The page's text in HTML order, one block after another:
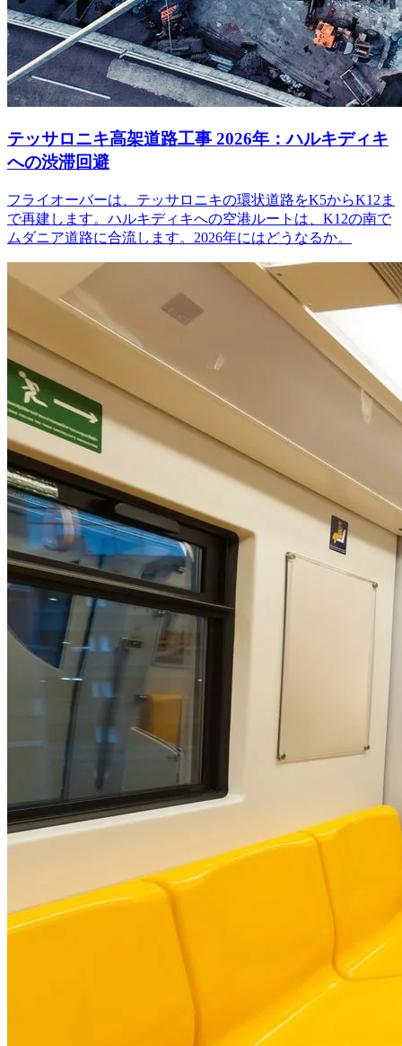
テッサロニキ高架道路工事 2026年：ハルキディキ
への渋滞回避
フライオーバーは、テッサロニキの環状道路をK5からK12ま
で再建します。ハルキディキへの空港ルートは、K12の南で
ムダニア道路に合流します。2026年にはどうなるか。